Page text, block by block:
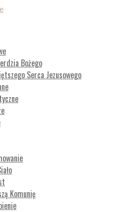
Bożego
Serca Jezusowego
Komunię